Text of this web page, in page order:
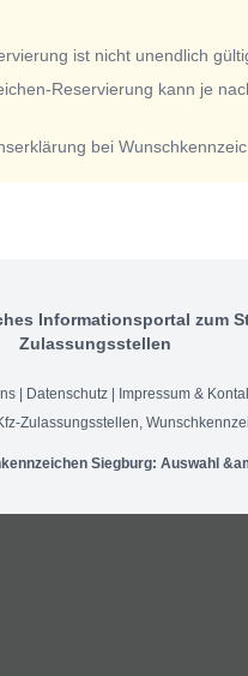
ist nicht unendlich
Reservierung kann je
bei
Informationsportal zum
Zulassungsstellen
Datenschutz
Impressum &
Zulassungsstellen,
Siegburg: Auswahl